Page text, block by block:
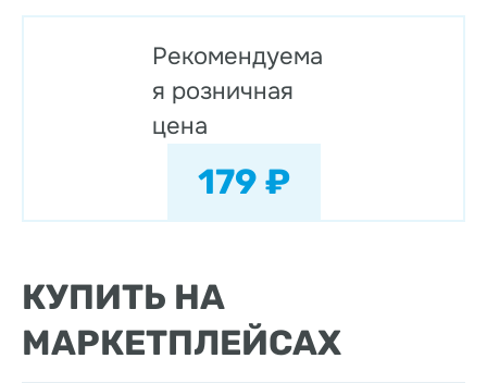
Рекомендуема
я розничная
цена
179 ₽
КУПИТЬ НА
МАРКЕТПЛЕЙСАХ